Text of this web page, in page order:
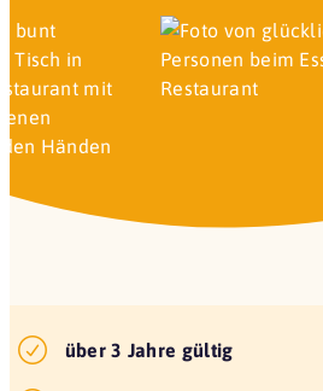
über 3 Jahre gültig